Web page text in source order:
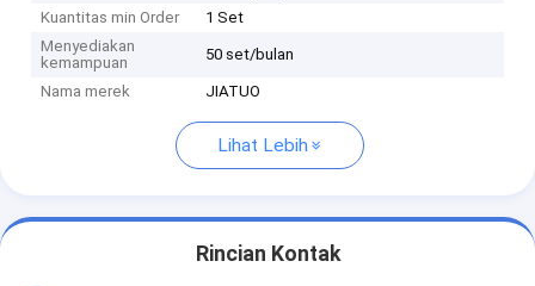
Kuantitas min Order
1 Set
Menyediakan
kemampuan
50 set/bulan
Nama merek JIATUO
Lihat Lebih
Rincian Kontak